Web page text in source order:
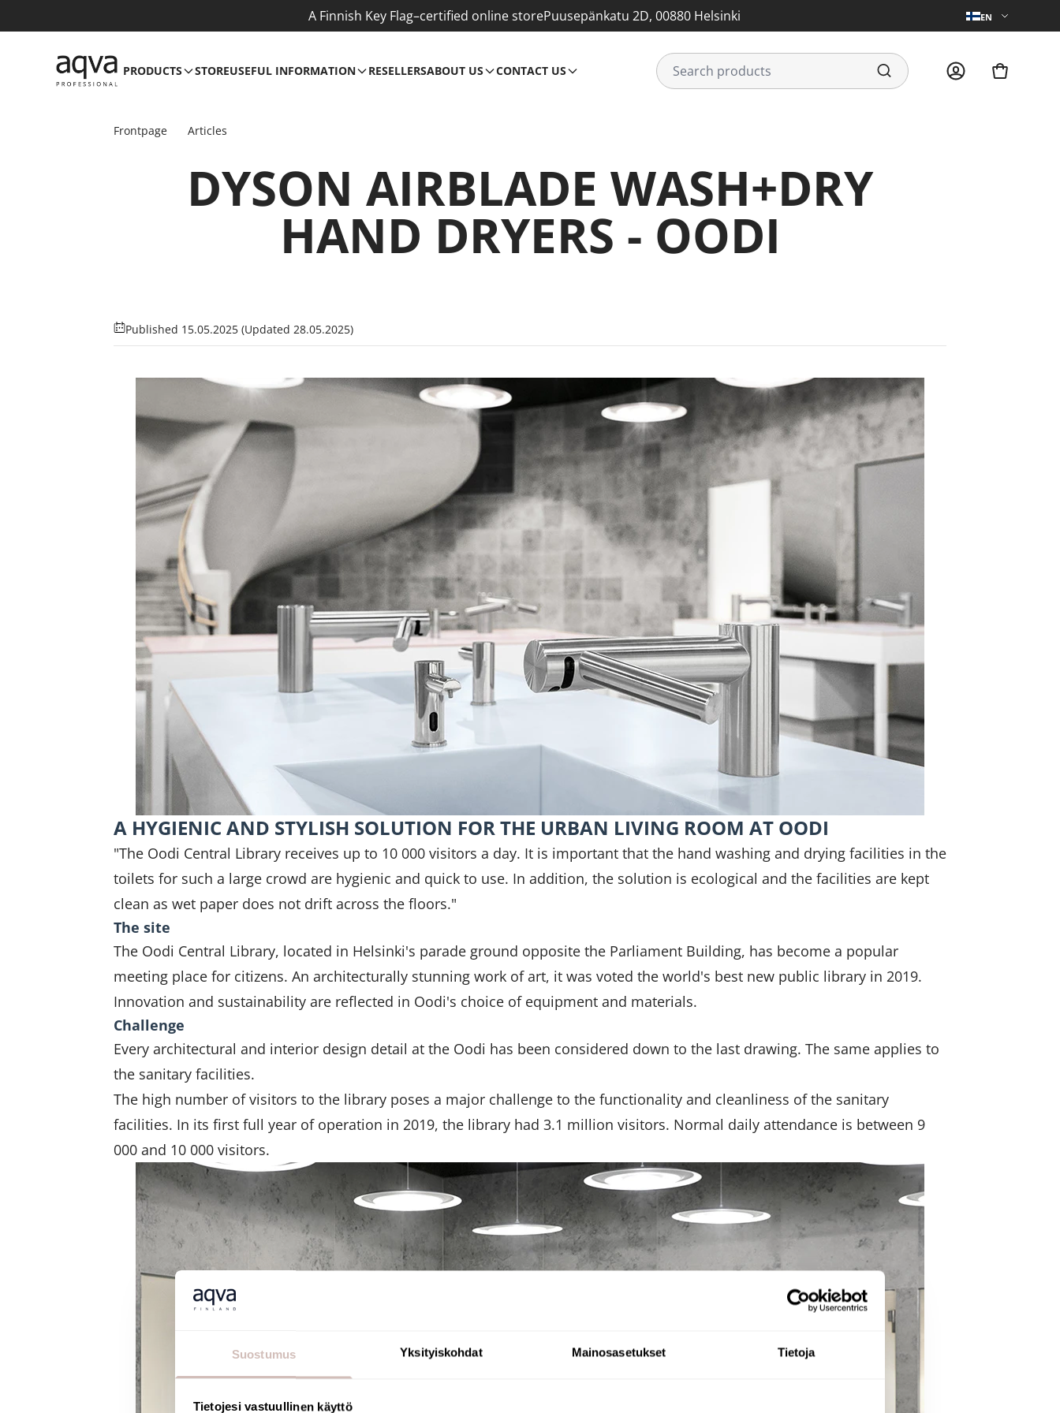
Suostumus Yksityiskohdat Mainosasetukset Tietoja
Tietojesi vastuullinen käyttö
A Finnish Key Flag–certified online storePuusepänkatu 2D, 00880 Helsinki EN
PRODUCTS STOREUSEFUL INFORMATION RESELLERSABOUT US CONTACT US
Frontpage Articles
DYSON AIRBLADE WASH+DRY
HAND DRYERS - OODI
Published 15.05.2025 (Updated 28.05.2025)
A HYGIENIC AND STYLISH SOLUTION FOR THE URBAN LIVING ROOM AT OODI
"The Oodi Central Library receives up to 10 000 visitors a day. It is important that the hand washing and drying facilities in the
toilets for such a large crowd are hygienic and quick to use. In addition, the solution is ecological and the facilities are kept
clean as wet paper does not drift across the floors."
The site
The Oodi Central Library, located in Helsinki's parade ground opposite the Parliament Building, has become a popular
meeting place for citizens. An architecturally stunning work of art, it was voted the world's best new public library in 2019.
Innovation and sustainability are reflected in Oodi's choice of equipment and materials.
Challenge
Every architectural and interior design detail at the Oodi has been considered down to the last drawing. The same applies to
the sanitary facilities.
The high number of visitors to the library poses a major challenge to the functionality and cleanliness of the sanitary
facilities. In its first full year of operation in 2019, the library had 3.1 million visitors. Normal daily attendance is between 9
000 and 10 000 visitors.